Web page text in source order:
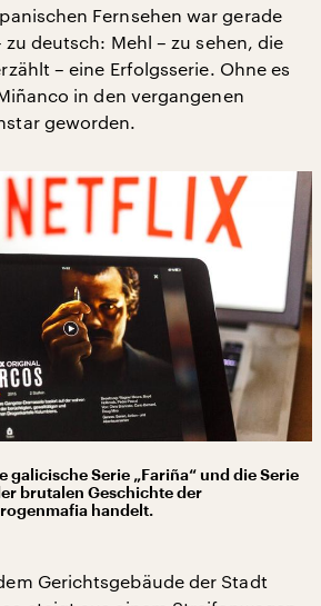
Fernsehen war gerade
zu deutsch: Mehl – zu sehen, die
– eine Erfolgsserie. Ohne es
in den vergangenen
geworden.
galicische Serie „Fariña“ und die Serie
brutalen Geschichte der
handelt.
Gerichtsgebäude der Stadt